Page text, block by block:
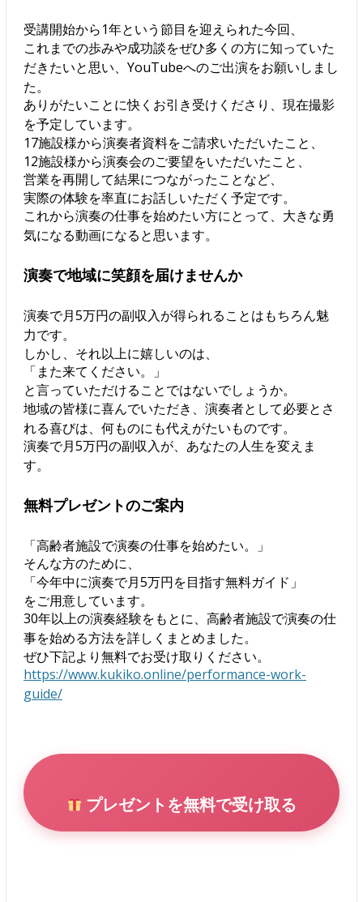
受講開始から1年という節目を迎えられた今回、
これまでの歩みや成功談をぜひ多くの方に知っていた
だきたいと思い、YouTubeへのご出演をお願いしまし
た。
ありがたいことに快くお引き受けくださり、現在撮影
を予定しています。
17施設様から演奏者資料をご請求いただいたこと、
12施設様から演奏会のご要望をいただいたこと、
営業を再開して結果につながったことなど、
実際の体験を率直にお話しいただく予定です。
これから演奏の仕事を始めたい方にとって、大きな勇
気になる動画になると思います。
演奏で地域に笑顔を届けませんか
演奏で月5万円の副収入が得られることはもちろん魅
力です。
しかし、それ以上に嬉しいのは、
「また来てください。」
と言っていただけることではないでしょうか。
地域の皆様に喜んでいただき、演奏者として必要とさ
れる喜びは、何ものにも代えがたいものです。
演奏で月5万円の副収入が、あなたの人生を変えま
す。
無料プレゼントのご案内
「高齢者施設で演奏の仕事を始めたい。」
そんな方のために、
「今年中に演奏で月5万円を目指す無料ガイド」
をご用意しています。
30年以上の演奏経験をもとに、高齢者施設で演奏の仕
事を始める方法を詳しくまとめました。
ぜひ下記より無料でお受け取りください。
https://www.kukiko.online/performance-work-
guide/
プレゼントを無料で受け取る